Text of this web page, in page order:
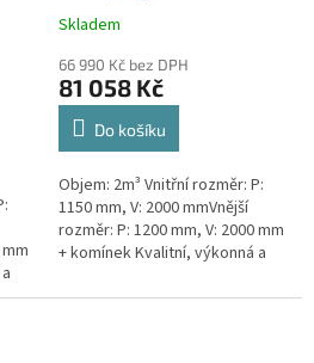
kanalizace samonosná -
Průměrné
produktu
je
5,0
hvězdiček.
Skladem
66 990 Kč bez DPH
81 058 Kč
Do košíku
Objem: 2m³ Vnitřní rozměr: P:
1150 mm, V: 2000 mmVnější
rozměr: P: 1200 mm, V: 2000 mm
+ komínek Kvalitní, výkonná a
přečerpávací stanice k